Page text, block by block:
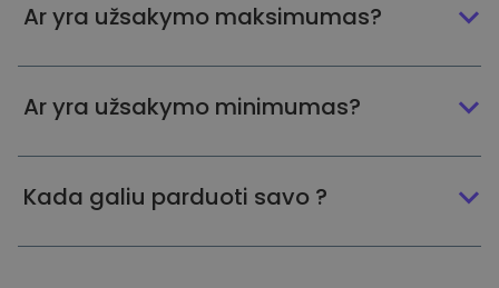
Ar yra užsakymo maksimumas?
Ar yra užsakymo minimumas?
Kada galiu parduoti savo ?